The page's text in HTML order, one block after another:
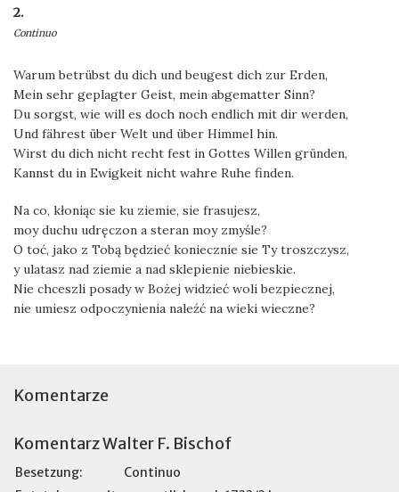
2.
Continuo
Warum betrübst du dich und beugest dich zur Erden,
Mein sehr geplagter Geist, mein abgematter Sinn?
Du sorgst, wie will es doch noch endlich mit dir werden,
Und fährest über Welt und über Himmel hin.
Wirst du dich nicht recht fest in Gottes Willen gründen,
Kannst du in Ewigkeit nicht wahre Ruhe finden.
Na co, kłoniąc sie ku ziemie, sie frasujesz,
moy duchu udręczon a steran moy zmyśle?
O toć, jako z Tobą będzieć koniecznie sie Ty troszczysz,
y ulatasz nad ziemie a nad sklepienie niebieskie.
Nie chceszli posady w Bożej widzieć woli bezpiecznej,
nie umiesz odpoczynienia naleźć na wieki wieczne?
Komentarze
Komentarz Walter F. Bischof
Besetzung:
Continuo